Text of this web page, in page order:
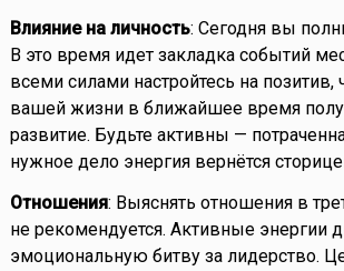
Влияние на личность: Сегодня вы
В это время идет закладка событий
всеми силами настройтесь на позитив,
вашей жизни в ближайшее время
развитие. Будьте активны —
нужное дело энергия вернётся
Отношения: Выяснять отношения в
не рекомендуется. Активные энергии
эмоциональную битву за лидерство.